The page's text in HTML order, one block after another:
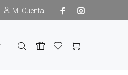
Mi Cuenta